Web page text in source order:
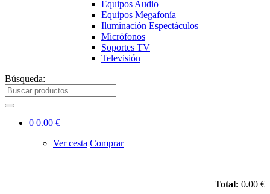
Equipos Audio
Equipos Megafonía
Iluminación Espectáculos
Micrófonos
Soportes TV
Televisión
Búsqueda:
0 0.00 €
Ver cesta Comprar
Total: 0.00 €